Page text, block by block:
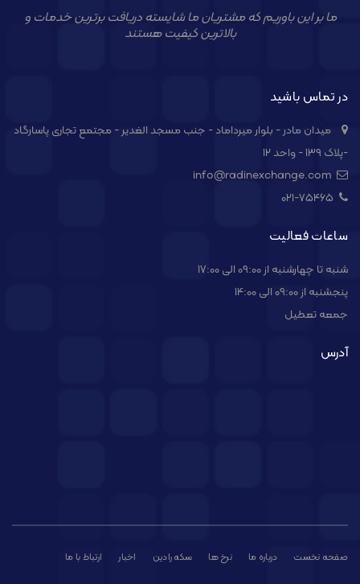
ما بر این باوریم که مشتریان ما شایسته دریافت برترین خدمات و
بالاترین کیفیت هستند
در تماس باشید
میدان مادر - بلوار میرداماد - جنب مسجد الغدیر - مجتمع تجاری پاسارگاد
-پلاک ۱۳۹ - واحد ۱۲
021-۷۵۴۶۵
ساعات فعالیت
شنبه تا چهارشنبه از 09:00 الی 17:00
پنجشنبه از 09:00 الی 14:00
جمعه تعطیل
آدرس
صفحه نخست درباره ما نرخ ها سکه رادین اخبار ارتباط با ما